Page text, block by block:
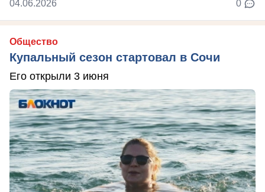
04.06.2026 0
Общество
Купальный сезон стартовал в Сочи
Его открыли 3 июня